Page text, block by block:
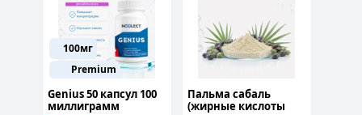
100мг
Premium
Genius 50 капсул 100
миллиграмм
Пальма сабаль
(жирные кислоты